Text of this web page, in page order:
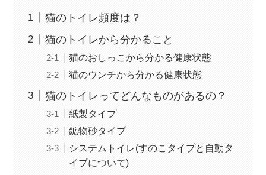
猫のトイレ頻度は？
猫のトイレから分かること
猫のおしっこから分かる健康状態
猫のウンチから分かる健康状態
猫のトイレってどんなものがあるの？
紙製タイプ
鉱物砂タイプ
システムトイレ(すのこタイプと自動タ
イプについて)